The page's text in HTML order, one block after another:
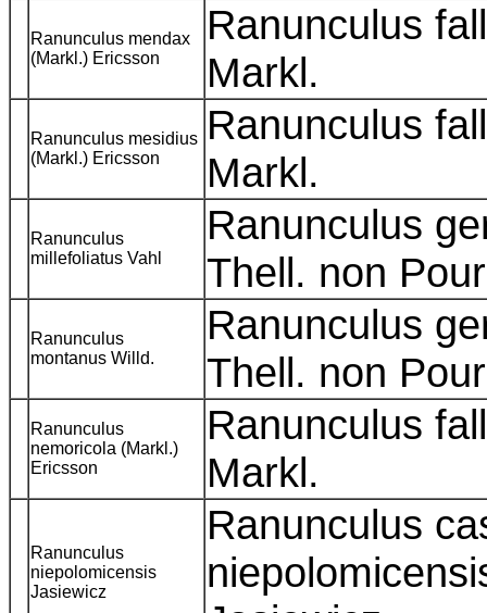
Ranunculus mendax
(Markl.) Ericsson
Ranunculus
Markl.
Ranunculus mesidius
(Markl.) Ericsson
Ranunculus
Markl.
Ranunculus
millefoliatus Vahl
Ranunculus
Thell. non
Ranunculus
montanus Willd.
Ranunculus
Thell. non
Ranunculus
nemoricola (Markl.)
Ericsson
Ranunculus
Markl.
Ranunculus
niepolomicensis
Jasiewicz
Ranunculus